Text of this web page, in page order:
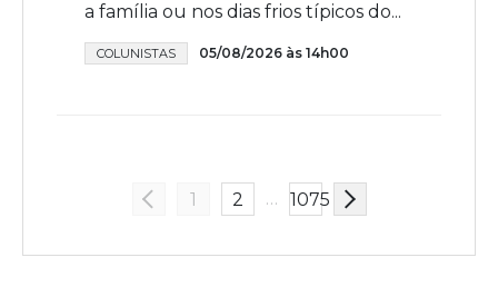
a família ou nos dias frios típicos do...
COLUNISTAS 05/08/2026 às 14h00
1 2 … 1075